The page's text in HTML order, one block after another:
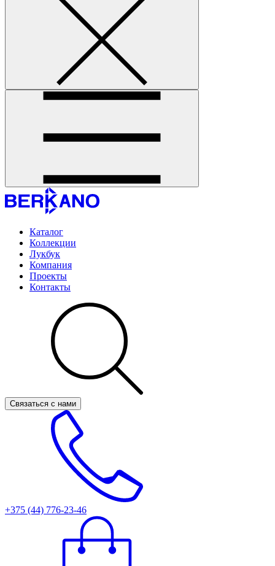
Каталог
Коллекции
Лукбук
Компания
Проекты
Контакты
Связаться с нами
+375 (44) 776-23-46